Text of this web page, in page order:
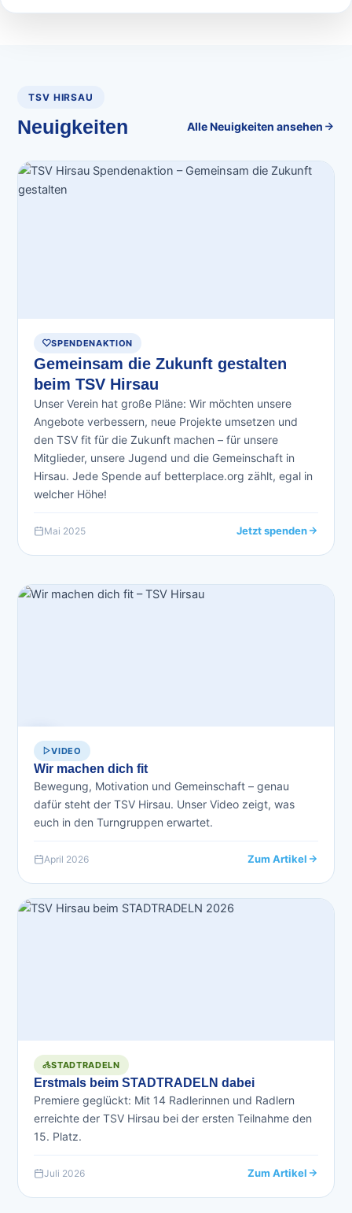
TSV HIRSAU
Neuigkeiten Alle Neuigkeiten ansehen
SPENDENAKTION
Gemeinsam die Zukunft gestalten
beim TSV Hirsau
Unser Verein hat große Pläne: Wir möchten unsere
Angebote verbessern, neue Projekte umsetzen und
den TSV fit für die Zukunft machen – für unsere
Mitglieder, unsere Jugend und die Gemeinschaft in
Hirsau. Jede Spende auf betterplace.org zählt, egal in
welcher Höhe!
Mai 2025 Jetzt spenden
VIDEO
Wir machen dich fit
Bewegung, Motivation und Gemeinschaft – genau
dafür steht der TSV Hirsau. Unser Video zeigt, was
euch in den Turngruppen erwartet.
April 2026 Zum Artikel
STADTRADELN
Erstmals beim STADTRADELN dabei
Premiere geglückt: Mit 14 Radlerinnen und Radlern
erreichte der TSV Hirsau bei der ersten Teilnahme den
15. Platz.
Juli 2026 Zum Artikel